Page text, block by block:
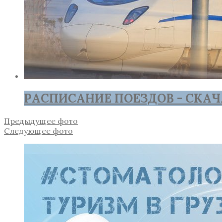
РАСПИСАНИЕ ПОЕЗДОВ -
Предыдущее фото
Следующее фото